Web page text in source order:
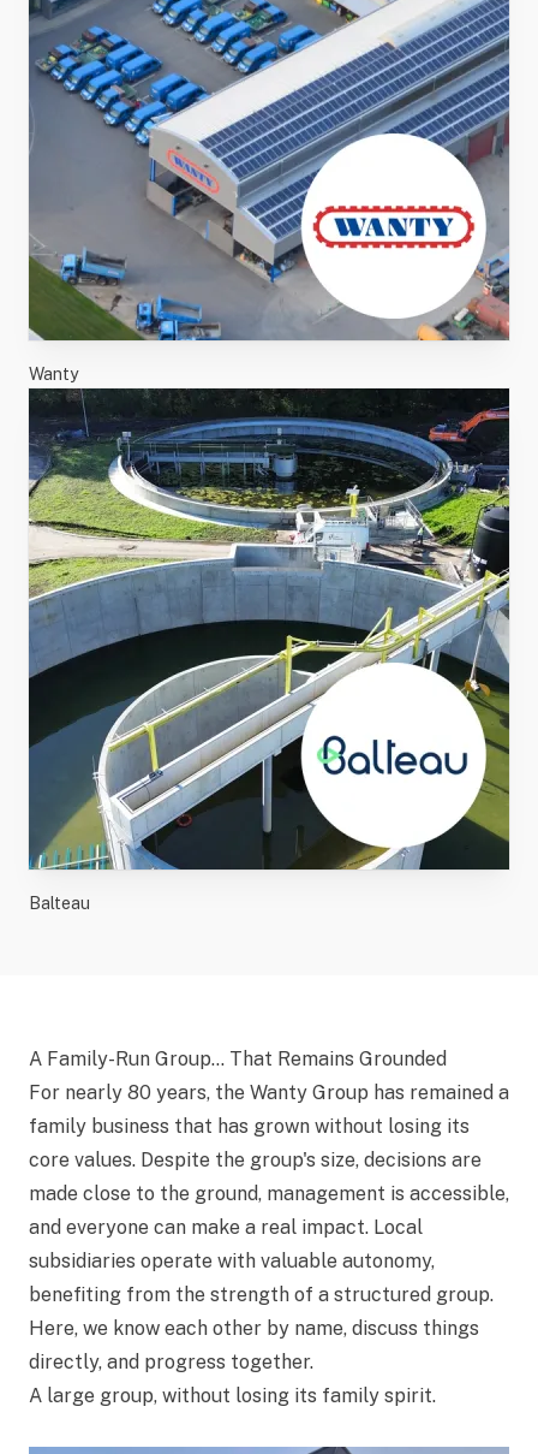
Wanty
Balteau
A Family-Run Group… That Remains Grounded
For nearly 80 years, the Wanty Group has remained a
family business that has grown without losing its
core values. Despite the group's size, decisions are
made close to the ground, management is accessible,
and everyone can make a real impact. Local
subsidiaries operate with valuable autonomy,
benefiting from the strength of a structured group.
Here, we know each other by name, discuss things
directly, and progress together.
A large group, without losing its family spirit.